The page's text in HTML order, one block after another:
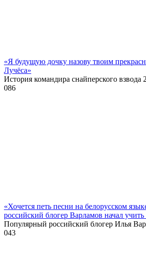
«Я будущую дочку назову твоим
Лучёса»
История командира снайперского взвода
086
«Хочется петь песни на белорусском
российский блогер Варламов начал
Популярный российский блогер Илья
043